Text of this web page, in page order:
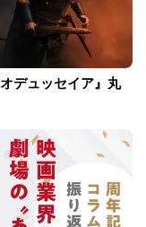
デュッセイア』丸